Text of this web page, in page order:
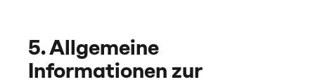
5. Allgemeine
Informationen zur